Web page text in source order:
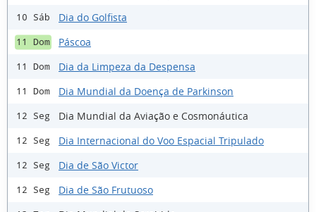
10 Sáb Dia do Golfista
11 Dom Páscoa
11 Dom Dia da Limpeza da Despensa
11 Dom Dia Mundial da Doença de Parkinson
12 Seg Dia Mundial da Aviação e Cosmonáutica
12 Seg Dia Internacional do Voo Espacial Tripulado
12 Seg Dia de São Victor
12 Seg Dia de São Frutuoso